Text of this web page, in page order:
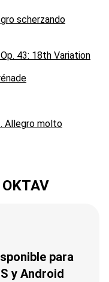
scherzando
43: 18th Variation
Allegro molto
para
y Android